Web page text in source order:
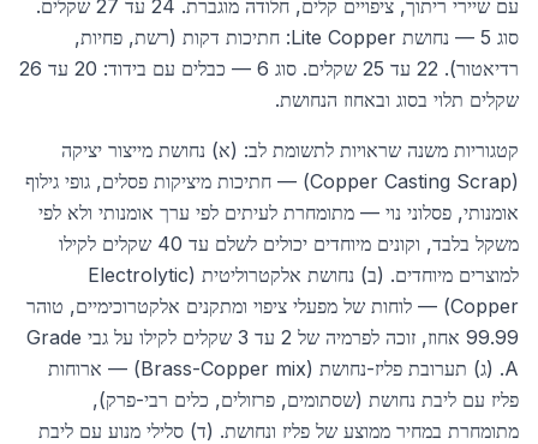
עם שיירי ריתוך, ציפויים קלים, חלודה מוגברת. 24 עד 27 שקלים.
סוג 5 — נחושת Lite Copper: חתיכות דקות (רשת, פחיות,
רדיאטור). 22 עד 25 שקלים. סוג 6 — כבלים עם בידוד: 20 עד 26
שקלים תלוי בסוג ובאחוז הנחושת.
קטגוריות משנה שראויות לתשומת לב: (א) נחושת מייצור יציקה
(Copper Casting Scrap) — חתיכות מיציקות פסלים, גופי גילוף
אומנותי, פסלוני נוי — מתומחרת לעיתים לפי ערך אומנותי ולא לפי
משקל בלבד, וקונים מיוחדים יכולים לשלם עד 40 שקלים לקילו
למוצרים מיוחדים. (ב) נחושת אלקטרוליטית (Electrolytic
Copper) — לוחות של מפעלי ציפוי ומתקנים אלקטרוכימיים, טוהר
99.99 אחוז, זוכה לפרמיה של 2 עד 3 שקלים לקילו על גבי Grade
A. (ג) תערובת פליז-נחושת (Brass-Copper mix) — ארוחות
פליז עם ליבת נחושת (שסתומים, פרזולים, כלים רבי-פרק),
מתומחרת במחיר ממוצע של פליז ונחושת. (ד) סלילי מנוע עם ליבת